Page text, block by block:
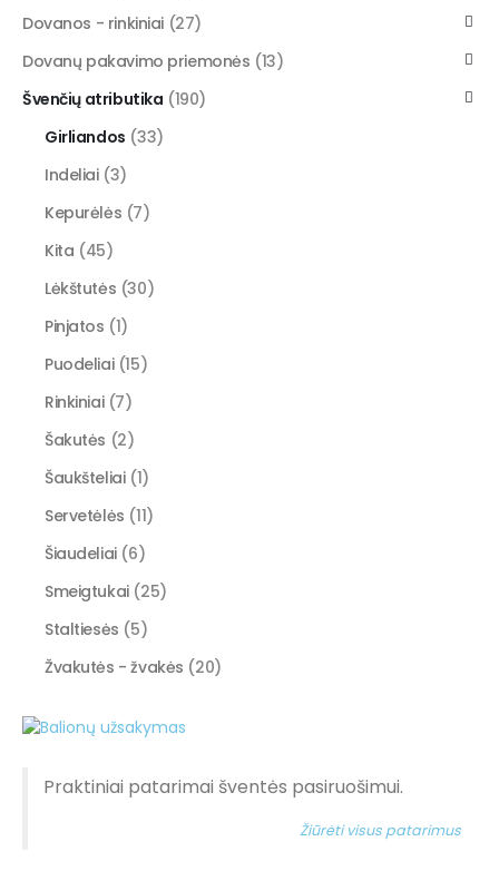
Dovanos - rinkiniai (27)
Dovanų pakavimo priemonės (13)
Švenčių atributika (190)
Girliandos (33)
Indeliai (3)
Kepurėlės (7)
Kita (45)
Lėkštutės (30)
Pinjatos (1)
Puodeliai (15)
Rinkiniai (7)
Šakutės (2)
Šaukšteliai (1)
Servetėlės (11)
Šiaudeliai (6)
Smeigtukai (25)
Staltiesės (5)
Žvakutės - žvakės (20)
Praktiniai patarimai šventės pasiruošimui.
Žiūrėti visus patarimus